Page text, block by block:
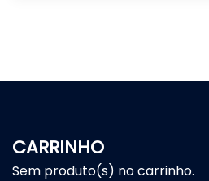
CARRINHO
Sem produto(s) no carrinho.